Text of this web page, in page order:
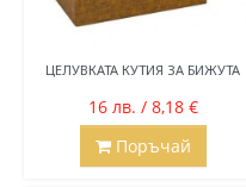
ЦЕЛУВКАТА КУТИЯ ЗА БИЖУТА
16 лв. / 8,18 €
Поръчай